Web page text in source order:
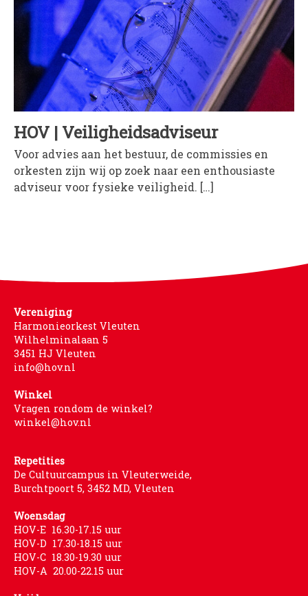
HOV | Veiligheids­adviseur
Voor advies aan het bestuur, de commissies en
orkesten zijn wij op zoek naar een enthousiaste
adviseur voor fysieke veiligheid. […]
Vereniging
Harmonieorkest Vleuten
Wilhelminalaan 5
3451 HJ Vleuten
info@hov.nl
Winkel
Vragen rondom de winkel?
winkel@hov.nl
Repetities
De Cultuurcampus in Vleuterweide,
Burchtpoort 5, 3452 MD, Vleuten
Woensdag
HOV-E 16.30-17.15 uur
HOV-D 17.30-18.15 uur
HOV-C 18.30-19.30 uur
HOV-A 20.00-22.15 uur